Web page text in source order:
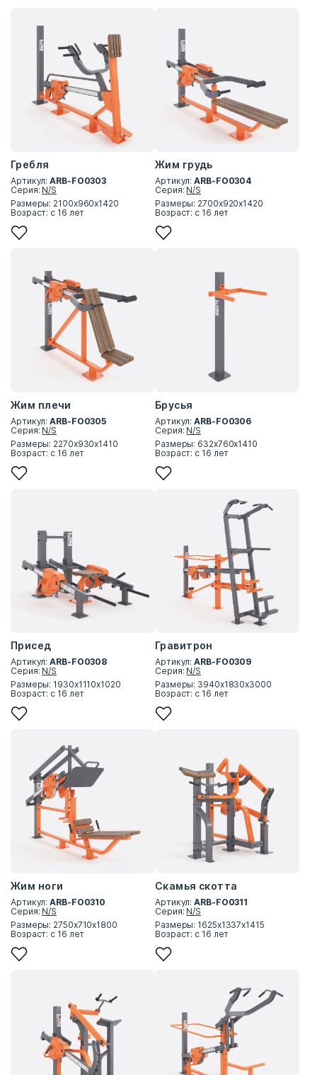
Гребля
Артикул:ARB-FO0303
Серия: N/S
Размеры: 2100х960х1420
Возраст: с 16 лет
Жим грудь
Артикул:ARB-FO0304
Серия: N/S
Размеры: 2700х920х1420
Возраст: с 16 лет
Жим плечи
Артикул:ARB-FO0305
Серия: N/S
Размеры: 2270х930х1410
Возраст: с 16 лет
Брусья
Артикул:ARB-FO0306
Серия: N/S
Размеры: 632х760х1410
Возраст: с 16 лет
Присед
Артикул:ARB-FO0308
Серия: N/S
Размеры: 1930х1110х1020
Возраст: с 16 лет
Гравитрон
Артикул:ARB-FO0309
Серия: N/S
Размеры: 3940х1830х3000
Возраст: с 16 лет
Жим ноги
Артикул:ARB-FO0310
Серия: N/S
Размеры: 2750х710х1800
Возраст: с 16 лет
Скамья скотта
Артикул:ARB-FO0311
Серия: N/S
Размеры: 1625х1337х1415
Возраст: с 16 лет